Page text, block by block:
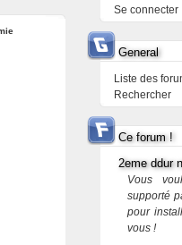
Se connecter
General
Liste des
Rechercher
Ce forum !
2eme ddur
Vous
supporté
pour
vous !